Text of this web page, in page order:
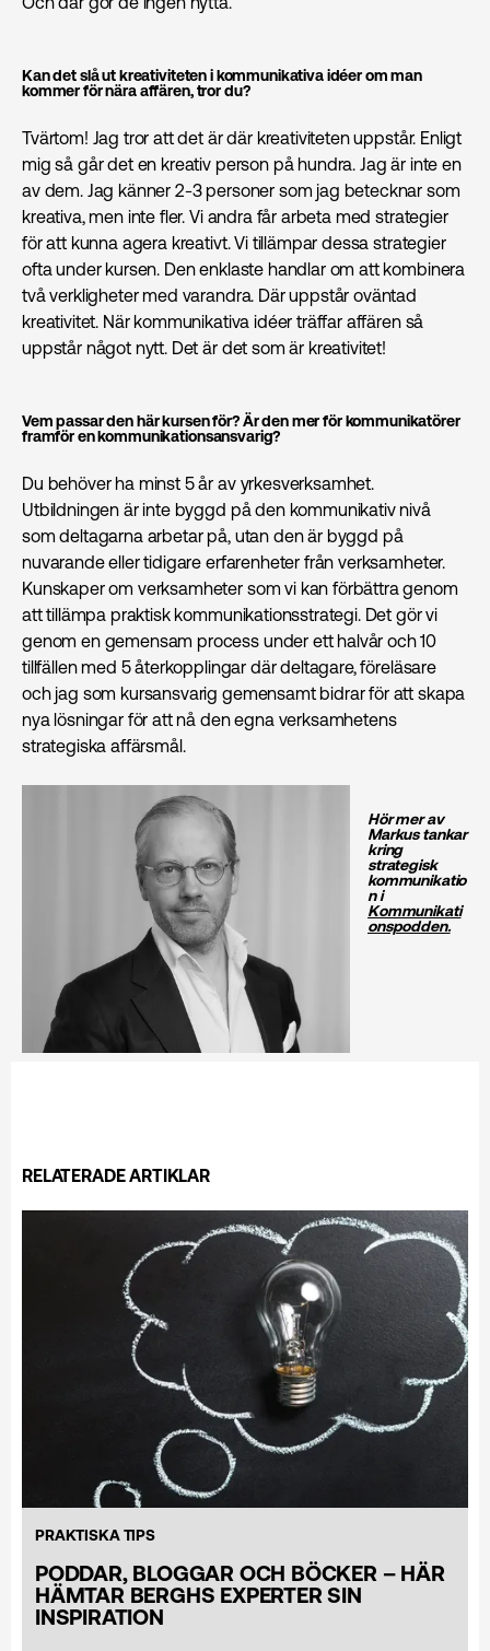
Kan det slå ut kreativiteten i kommunikativa idéer om man
kommer för nära affären, tror du?
Tvärtom! Jag tror att det är där kreativiteten uppstår. Enligt
mig så går det en kreativ person på hundra. Jag är inte en
av dem. Jag känner 2-3 personer som jag betecknar som
kreativa, men inte fler. Vi andra får arbeta med strategier
för att kunna agera kreativt. Vi tillämpar dessa strategier
ofta under kursen. Den enklaste handlar om att kombinera
två verkligheter med varandra. Där uppstår oväntad
kreativitet. När kommunikativa idéer träffar affären så
uppstår något nytt. Det är det som är kreativitet!
Vem passar den här kursen för? Är den mer för kommunikatörer
framför en kommunikations­ansvarig?
Du behöver ha minst 5 år av yrkesverksamhet.
Utbildningen är inte byggd på den kommunikativ nivå
som deltagarna arbetar på, utan den är byggd på
nuvarande eller tidigare erfarenheter från verksamheter.
Kunskaper om verksamheter som vi kan förbättra genom
att tillämpa praktisk kommunikations­strategi. Det gör vi
genom en gemensam process under ett halvår och 10
tillfällen med 5 återkopplingar där deltagare, föreläsare
och jag som kursansvarig gemensamt bidrar för att skapa
nya lösningar för att nå den egna verksamhetens
strategiska affärsmål.
Hör mer av
Markus tankar
kring
strategisk
kommunikatio
n i
Kommunikati
onspodden.
RELATERADE ARTIKLAR
PRAKTISKA TIPS
PODDAR, BLOGGAR OCH BÖCKER – HÄR
HÄMTAR BERGHS EXPERTER SIN
INSPIRATION